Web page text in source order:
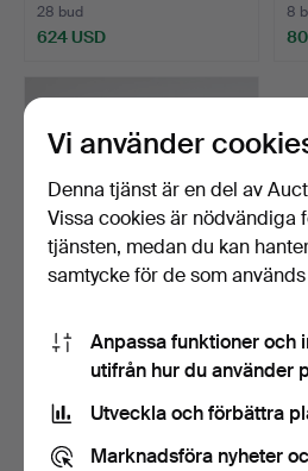
28 bud
624 USD
8
PARTI SMYCKEN.
Klubbades 24 apr 2026
10 bud
Vi använder
Denna tjänst är en del av
Vissa cookies är nödvändiga
tjänsten, medan du kan
samtycke för de som
Anpassa funktioner och
utifrån hur du använder
Utveckla och förbättra
Marknadsföra nyheter